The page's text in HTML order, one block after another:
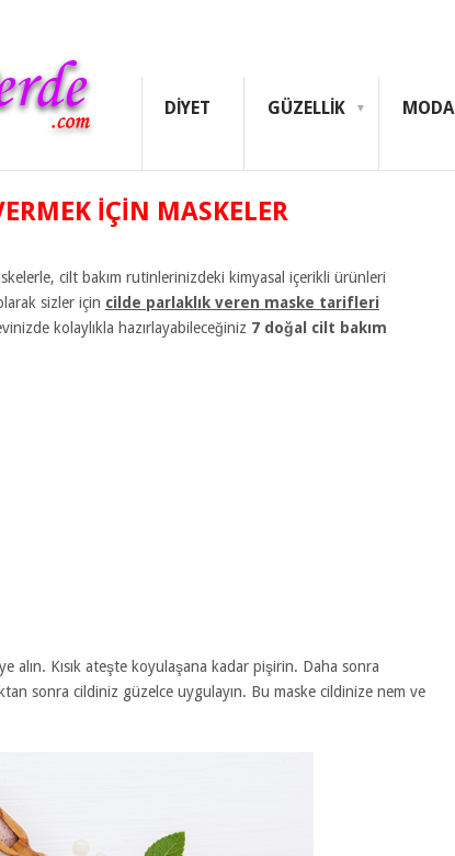
DIYET GÜZELLIK MODA
IÇIN MASKELER
cilt bakım rutinlerinizdeki kimyasal içerikli ürünleri
sizler için cilde parlaklık veren maske tarifleri
kolaylıkla hazırlayabileceğiniz 7 doğal cilt bakım
alın. Kısık ateşte koyulaşana kadar pişirin. Daha sonra
sonra cildiniz güzelce uygulayın. Bu maske cildinize nem ve